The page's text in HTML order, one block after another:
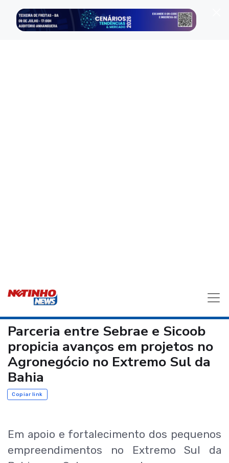
Parceria entre Sebrae e Sicoob
propicia avanços em projetos no
Agronegócio no Extremo Sul da
Bahia
Copiar link
Em apoio e fortalecimento dos pequenos
empreendimentos no Extremo Sul da